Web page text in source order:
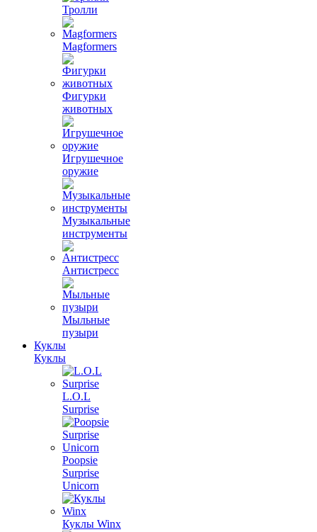
Тролли
Magformers
Фигурки
животных
Игрушечное
оружие
Музыкальные
инструменты
Антистресс
Мыльные
пузыри
Куклы
Куклы
L.O.L
Surprise
Poopsie
Surprise
Unicorn
Куклы Winx